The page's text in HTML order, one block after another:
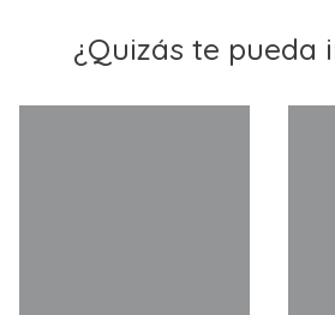
¿Quizás te pueda